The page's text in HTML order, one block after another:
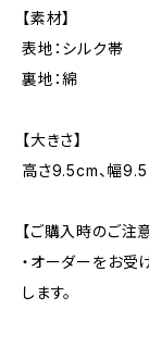
【素材】
表地：シルク帯
裏地：綿
【大きさ】
高さ9.5cm、幅
【ご購入時のご注
・オーダーをお受
します。